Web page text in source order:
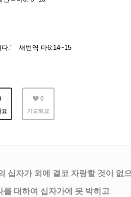
다." 새번역 마6:14~15
요
0
기도해요
십자가 외에 결코 자랑할 것이 없
대하여 십자가에 못 박히고